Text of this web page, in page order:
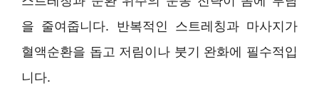
을 줄여줍니다. 반복적인 스트레칭과 마사지가
혈액순환을 돕고 저림이나 붓기 완화에 필수적입
니다.